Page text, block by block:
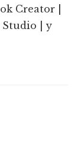
Creator |
Studio | y